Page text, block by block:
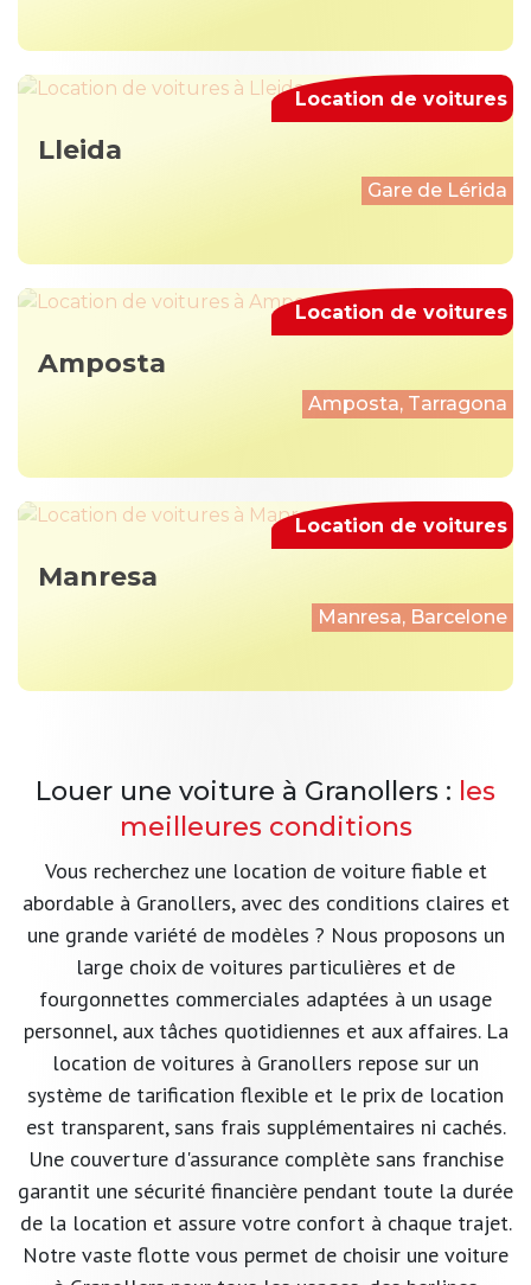
Lleida
Gare de Lérida
Location de voitures
Amposta
Amposta, Tarragona
Location de voitures
Manresa
Manresa, Barcelone
Location de voitures
Louer une voiture à Granollers : les
meilleures conditions
Vous recherchez une location de voiture fiable et
abordable à Granollers, avec des conditions claires et
une grande variété de modèles ? Nous proposons un
large choix de voitures particulières et de
fourgonnettes commerciales adaptées à un usage
personnel, aux tâches quotidiennes et aux affaires. La
location de voitures à Granollers repose sur un
système de tarification flexible et le prix de location
est transparent, sans frais supplémentaires ni cachés.
Une couverture d'assurance complète sans franchise
garantit une sécurité financière pendant toute la durée
de la location et assure votre confort à chaque trajet.
Notre vaste flotte vous permet de choisir une voiture